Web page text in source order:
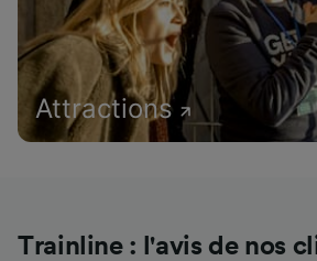
Attractions
Trainline : l'avis de nos